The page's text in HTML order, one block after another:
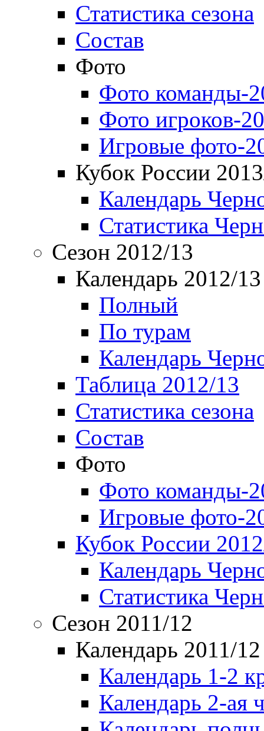
Статистика сезона
Состав
Фото
Фото команды-
Фото игроков-
Игровые фото-
Кубок России
Календарь
Статистика
Сезон 2012/13
Календарь 2012/13
Полный
По турам
Календарь
Таблица 2012/13
Статистика сезона
Состав
Фото
Фото команды-
Игровые фото-
Кубок России
Календарь
Статистика
Сезон 2011/12
Календарь 2011/12
Календарь 1-2
Календарь 2-ая